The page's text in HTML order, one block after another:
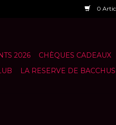
0
2026 CHÈQUES CADEAUX
LA RESERVE DE